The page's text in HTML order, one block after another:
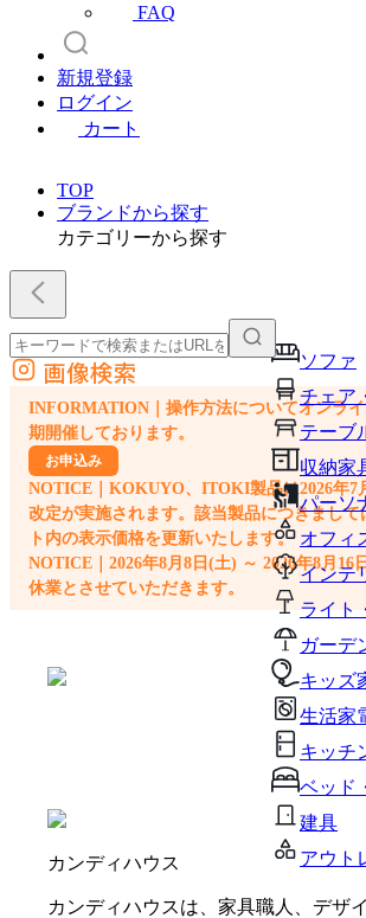
FAQ
新規登録
ログイン
カート
TOP
ブランドから探す
カテゴリーから探す
ソファ
チェア
テーブ
収納家
パーソ
オフィ
インテ
ライト
ガーデ
キッズ
生活家
キッチ
ベッド
建具
アウト
外部サイトの商品をカートに追加
他のサイトで見つけた商品ページのURLを貼り付けて、カートに追加
画像検索
INFORMATION｜操作方法についてオンラ
期開催しております。
お申込み
NOTICE｜KOKUYO、ITOKI製品は2026年7
改定が実施されます。該当製品につきまして
ト内の表示価格を更新いたします。
NOTICE｜2026年8月8日(土) ～ 2026年8月16
休業とさせていただきます。
カンディハウス
カンディハウスは、家具職人、デザ